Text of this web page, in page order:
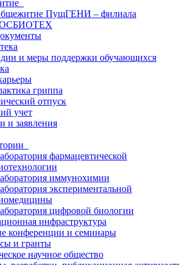
ПущГЕНИ – филиала
и меры поддержки обучающихся
гриппа
отпуск
учет
и заявления
фармацевтической
иммунохимии
экспериментальной
цифровой биологии
инфраструктура
конференции и семинары
и гранты
научное общество